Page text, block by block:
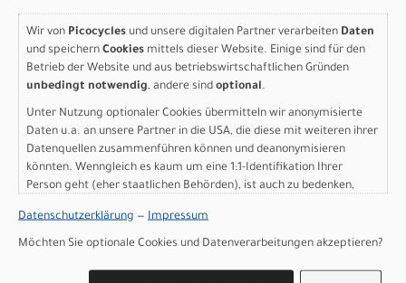
Akku
: Specialized integrated battery, state of charge
display, 710Wh, UL
Rahmen: E5 Aluminum, mid-drive motor, fully integrated
wheel lock mount, and front rack compatible
Gabel
: SR Suntour MobieA32, 80mm travel, lockout,
fender-mounts, integrated light mount
Bremse vorne: Shimano BR-MT200, hydraulic disc,
Bremse hinten: Shimano BR-MT200, hydraulic disc,
180mm
Wir von Picocycles und unsere digitalen Partner verarbeiten Daten
und speichern Cookies mittels dieser Website. Einige sind für den
Betrieb der Website und aus betriebswirtschaftlichen Gründen
unbedingt notwendig, andere sind optional.
Unter Nutzung optionaler Cookies übermitteln wir anonymisierte
Daten u.a. an unsere Partner in die USA, die diese mit weiteren ihrer
Datenquellen zusammenführen können und deanonymisieren
könnten. Wenngleich es kaum um eine 1:1-Identifikation Ihrer
Person geht (eher staatlichen Behörden), ist auch zu bedenken,
sind wie bei uns in der Europäischen Union.
Datenschutzerklärung — Impressum
Möchten Sie optionale Cookies und Datenverarbeitungen akzeptieren?